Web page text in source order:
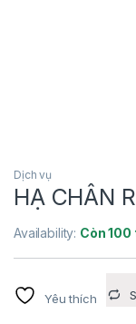
Dịch vụ
HẠ CHÂN
Availability: Còn
Yêu thích